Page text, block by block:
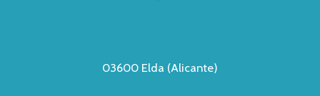
03600 Elda (Alicante)